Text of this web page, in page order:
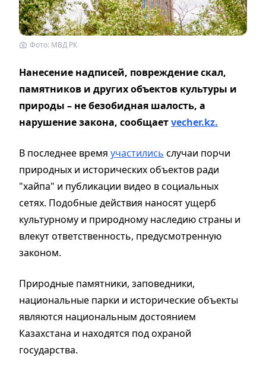
Фото: МВД РК
Нанесение надписей, повреждение скал,
памятников и других объектов культуры и
природы – не безобидная шалость, а
нарушение закона, сообщаетvecher.kz.
В последнее время участились случаи порчи
природных и исторических объектов ради
"хайпа" и публикации видео в социальных
сетях. Подобные действия наносят ущерб
культурному и природному наследию страны и
влекут ответственность, предусмотренную
законом.
Природные памятники, заповедники,
национальные парки и исторические объекты
являются национальным достоянием
Казахстана и находятся под охраной
государства.